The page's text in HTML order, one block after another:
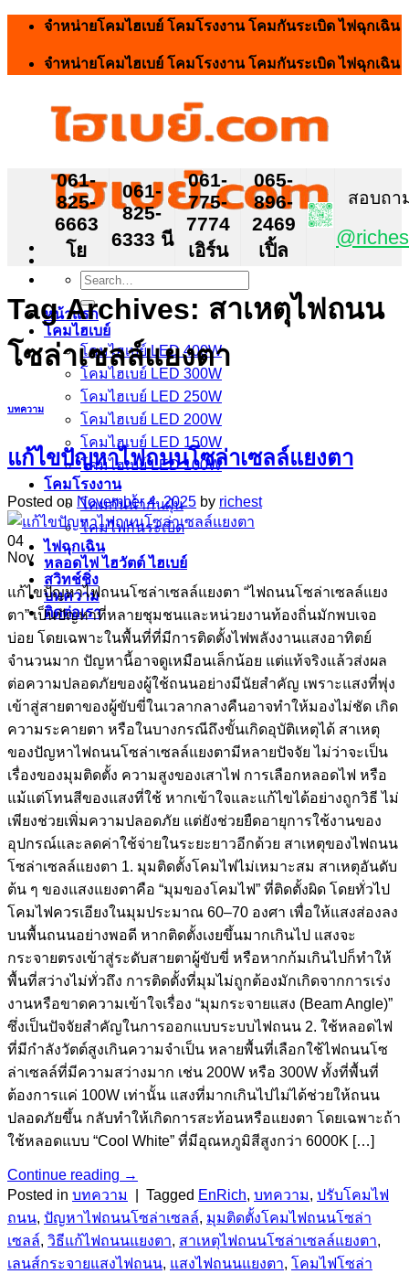
Skip
content
จำหน่ายโคมไฮเบย์ โคมโรงงาน โคมกันระเบิด ไฟฉุกเฉิน
จำหน่ายโคมไฮเบย์ โคมโรงงาน โคมกันระเบิด ไฟฉุกเฉิน
Search
for:
หน้าแรก
โคมไฮเบย์
โคมไฮเบย์ LED 400W
โคมไฮเบย์ LED 300W
โคมไฮเบย์ LED 250W
โคมไฮเบย์ LED 200W
โคมไฮเบย์ LED 150W
โคมไฮเบย์ LED 100W
โคมโรงงาน
โคมกันน้ำกันฝุ่น
โคมไฟกันระเบิด
ไฟฉุกเฉิน
หลอดไฟ ไฮวัตต์ ไฮเบย์
สวิทช์ชิ่ง
บทความ
ติดต่อเรา
061-
825-
6663
โย
061-
825-
6333 นี
061-
775-
7774
เอิร์น
065-
896-
2469
เปิ้ล
สอบถา
Tag Archives: สาเหตุไฟถนน
โซล่าเซลล์แยงตา
บทความ
แก้ไขปัญหาไฟถนนโซล่าเซลล์แยงตา
Posted on November 4, 2025 by richest
04
Nov
แก้ไขปัญหาไฟถนนโซล่าเซลล์แยงตา “ไฟถนนโซล่าเซลล์แยง
ตา” เป็นปัญหาที่หลายชุมชนและหน่วยงานท้องถิ่นมักพบเจอ
บ่อย โดยเฉพาะในพื้นที่ที่มีการติดตั้งไฟพลังงานแสงอาทิตย์
จำนวนมาก ปัญหานี้อาจดูเหมือนเล็กน้อย แต่แท้จริงแล้วส่งผล
ต่อความปลอดภัยของผู้ใช้ถนนอย่างมีนัยสำคัญ เพราะแสงที่พุ่ง
เข้าสู่สายตาของผู้ขับขี่ในเวลากลางคืนอาจทำให้มองไม่ชัด เกิด
ความระคายตา หรือในบางกรณีถึงขั้นเกิดอุบัติเหตุได้ สาเหตุ
ของปัญหาไฟถนนโซล่าเซลล์แยงตามีหลายปัจจัย ไม่ว่าจะเป็น
เรื่องของมุมติดตั้ง ความสูงของเสาไฟ การเลือกหลอดไฟ หรือ
แม้แต่โทนสีของแสงที่ใช้ หากเข้าใจและแก้ไขได้อย่างถูกวิธี ไม่
เพียงช่วยเพิ่มความปลอดภัย แต่ยังช่วยยืดอายุการใช้งานของ
อุปกรณ์และลดค่าใช้จ่ายในระยะยาวอีกด้วย สาเหตุของไฟถนน
โซล่าเซลล์แยงตา 1. มุมติดตั้งโคมไฟไม่เหมาะสม สาเหตุอันดับ
ต้น ๆ ของแสงแยงตาคือ “มุมของโคมไฟ” ที่ติดตั้งผิด โดยทั่วไป
โคมไฟควรเอียงในมุมประมาณ 60–70 องศา เพื่อให้แสงส่องลง
บนพื้นถนนอย่างพอดี หากติดตั้งเงยขึ้นมากเกินไป แสงจะ
กระจายตรงเข้าสู่ระดับสายตาผู้ขับขี่ หรือหากก้มเกินไปก็ทำให้
พื้นที่สว่างไม่ทั่วถึง การติดตั้งที่มุมไม่ถูกต้องมักเกิดจากการเร่ง
งานหรือขาดความเข้าใจเรื่อง “มุมกระจายแสง (Beam Angle)”
ซึ่งเป็นปัจจัยสำคัญในการออกแบบระบบไฟถนน 2. ใช้หลอดไฟ
ที่มีกำลังวัตต์สูงเกินความจำเป็น หลายพื้นที่เลือกใช้ไฟถนนโซ
ล่าเซลล์ที่มีความสว่างมาก เช่น 200W หรือ 300W ทั้งที่พื้นที่
ต้องการแค่ 100W เท่านั้น แสงที่มากเกินไปไม่ได้ช่วยให้ถนน
ปลอดภัยขึ้น กลับทำให้เกิดการสะท้อนหรือแยงตา โดยเฉพาะถ้า
ใช้หลอดแบบ “Cool White” ที่มีอุณหภูมิสีสูงกว่า 6000K […]
Continue reading →
Posted in บทความ Tagged EnRich, บทความ, ปรับโคมไฟ
ถนน, ปัญหาไฟถนนโซล่าเซลล์, มุมติดตั้งโคมไฟถนนโซล่า
เซลล์, วิธีแก้ไฟถนนแยงตา, สาเหตุไฟถนนโซล่าเซลล์แยงตา,
เลนส์กระจายแสงไฟถนน, แสงไฟถนนแยงตา, โคมไฟโซล่า